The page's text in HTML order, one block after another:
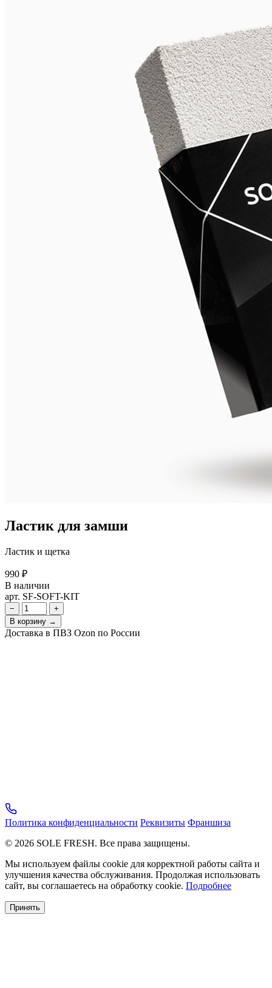
Ластик для замши
Ластик и щетка
990 ₽
В наличии
арт. SF-SOFT-KIT
−
+
В корзину →
Доставка в ПВЗ Ozon по России
Политика конфиденциальности Реквизиты Франшиза
© 2026 SOLE FRESH. Все права защищены.
Мы используем файлы cookie для корректной работы сайта и
улучшения качества обслуживания. Продолжая использовать
сайт, вы соглашаетесь на обработку cookie. Подробнее
Принять